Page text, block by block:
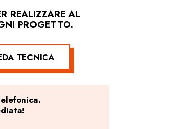
REALIZZARE AL
PROGETTO.
TECNICA